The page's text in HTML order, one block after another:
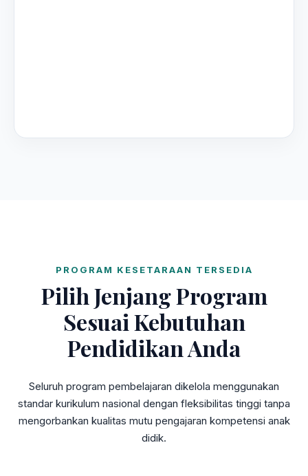
PROGRAM KESETARAAN TERSEDIA
Pilih Jenjang Program
Sesuai Kebutuhan
Pendidikan Anda
Seluruh program pembelajaran dikelola menggunakan
standar kurikulum nasional dengan fleksibilitas tinggi tanpa
mengorbankan kualitas mutu pengajaran kompetensi anak
didik.